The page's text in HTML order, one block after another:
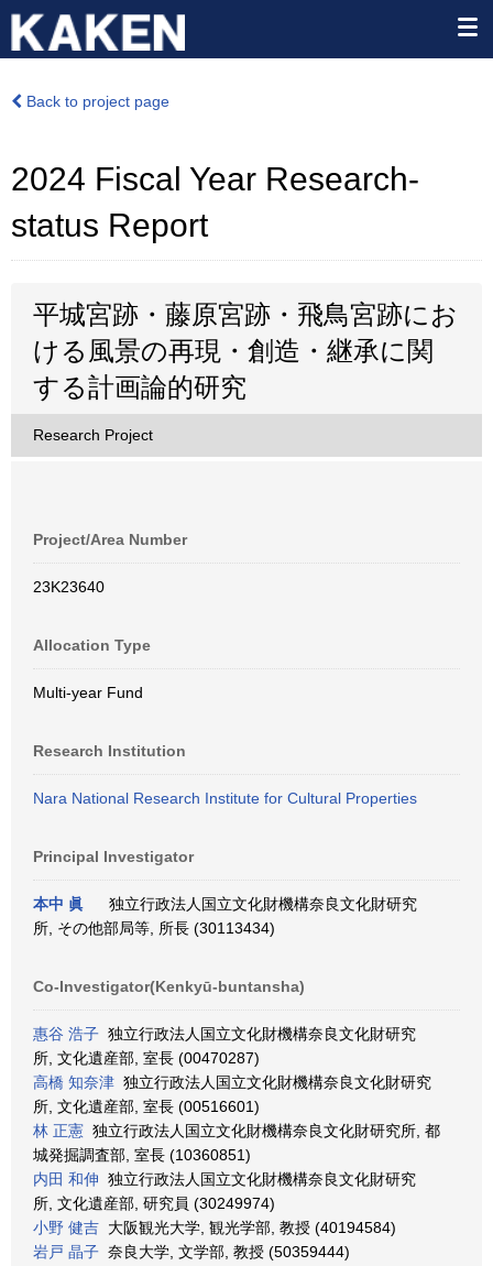
Back to project page
2024 Fiscal Year Research-
status Report
平城宮跡・藤原宮跡・飛鳥宮跡にお
ける風景の再現・創造・継承に関
する計画論的研究
Research Project
Project/Area Number
23K23640
Allocation Type
Multi-year Fund
Research Institution
Nara National Research Institute for Cultural Properties
Principal Investigator
本中 眞
独立行政法人国立文化財機構奈良文化財研究
所, その他部局等, 所長 (30113434)
Co-Investigator(Kenkyū-buntansha)
惠谷 浩子 独立行政法人国立文化財機構奈良文化財研究
所, 文化遺産部, 室長 (00470287)
高橋 知奈津 独立行政法人国立文化財機構奈良文化財研究
所, 文化遺産部, 室長 (00516601)
林 正憲 独立行政法人国立文化財機構奈良文化財研究所, 都
城発掘調査部, 室長 (10360851)
内田 和伸 独立行政法人国立文化財機構奈良文化財研究
所, 文化遺産部, 研究員 (30249974)
小野 健吉 大阪観光大学, 観光学部, 教授 (40194584)
岩戸 晶子 奈良大学, 文学部, 教授 (50359444)